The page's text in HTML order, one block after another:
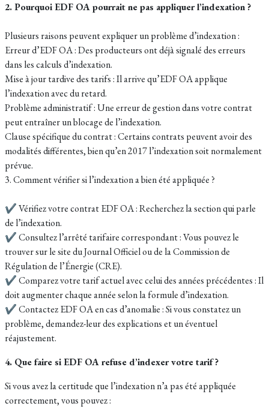
2. Pourquoi EDF OA pourrait ne pas appliquer l’indexation ?
Plusieurs raisons peuvent expliquer un problème d’indexation :
Erreur d’EDF OA : Des producteurs ont déjà signalé des erreurs
dans les calculs d’indexation.
Mise à jour tardive des tarifs : Il arrive qu’EDF OA applique
l’indexation avec du retard.
Problème administratif : Une erreur de gestion dans votre contrat
peut entraîner un blocage de l’indexation.
Clause spécifique du contrat : Certains contrats peuvent avoir des
modalités différentes, bien qu’en 2017 l’indexation soit normalement
prévue.
3. Comment vérifier si l’indexation a bien été appliquée ?
✔ Vérifiez votre contrat EDF OA : Recherchez la section qui parle
de l’indexation.
✔ Consultez l’arrêté tarifaire correspondant : Vous pouvez le
trouver sur le site du Journal Officiel ou de la Commission de
Régulation de l’Énergie (CRE).
✔ Comparez votre tarif actuel avec celui des années précédentes : Il
doit augmenter chaque année selon la formule d’indexation.
✔ Contactez EDF OA en cas d’anomalie : Si vous constatez un
problème, demandez-leur des explications et un éventuel
réajustement.
4. Que faire si EDF OA refuse d’indexer votre tarif ?
Si vous avez la certitude que l’indexation n’a pas été appliquée
correctement, vous pouvez :